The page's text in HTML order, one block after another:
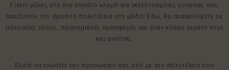
Γίνετε μέλος στο πιο στιλάτο κλαμπ για εκλεπτυσμένες γυναίκες που
αναζητούν την προσιτή πολυτέλεια στη μόδα! Εδώ, θα ανακαλύψετε τις
τελευταίες τάσεις, προνομιακές προσφορές και έναν κόσμο γεμάτο στυλ
και φινέτσα.
Ελάτε να ενώσετε τον προσωπικό σας στιλ με την πολυτέλεια που